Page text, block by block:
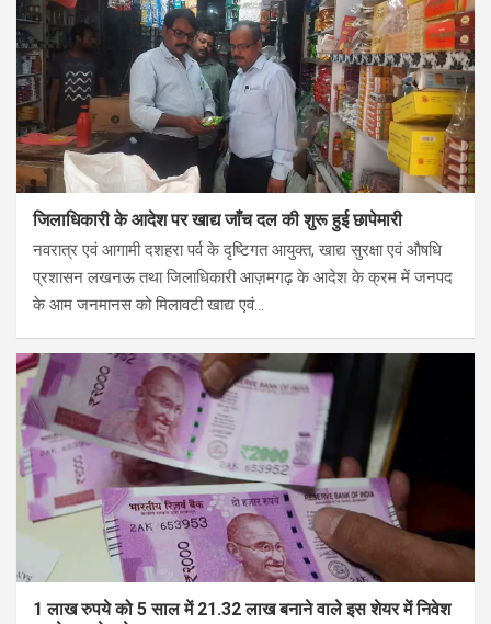
जिलाधिकारी के आदेश पर खाद्य जाँच दल की शुरू हुई छापेमारी
नवरात्र एवं आगामी दशहरा पर्व के दृष्टिगत आयुक्त, खाद्य सुरक्षा एवं औषधि
प्रशासन लखनऊ तथा जिलाधिकारी आज़मगढ़ के आदेश के क्रम में जनपद
के आम जनमानस को मिलावटी खाद्य एवं…
1 लाख रुपये को 5 साल में 21.32 लाख बनाने वाले इस शेयर में निवेश